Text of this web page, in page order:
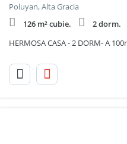
Poluyan, Alta Gracia
126 m² cubie.
2 dorm.
HERMOSA CASA - 2 DORM- A